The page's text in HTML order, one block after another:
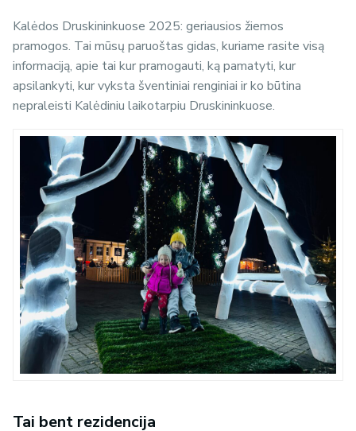
Kalėdos Druskininkuose 2025: geriausios žiemos
pramogos. Tai mūsų paruoštas gidas, kuriame rasite visą
informaciją, apie tai kur pramogauti, ką pamatyti, kur
apsilankyti, kur vyksta šventiniai renginiai ir ko būtina
nepraleisti Kalėdiniu laikotarpiu Druskininkuose.
Tai bent rezidencija